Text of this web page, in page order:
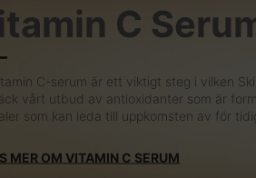
C
C-serum är ett viktigt steg i vilken
vårt utbud av antioxidanter som är
som kan leda till uppkomsten av för
MER OM VITAMIN C SERUM